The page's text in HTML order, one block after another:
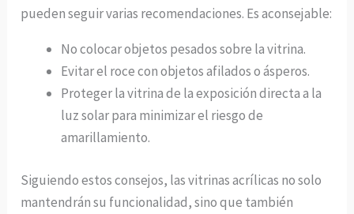
pueden seguir varias recomendaciones. Es aconsejable:
No colocar objetos pesados sobre la vitrina.
Evitar el roce con objetos afilados o ásperos.
Proteger la vitrina de la exposición directa a la
luz solar para minimizar el riesgo de
amarillamiento.
Siguiendo estos consejos, las vitrinas acrílicas no solo
mantendrán su funcionalidad, sino que también